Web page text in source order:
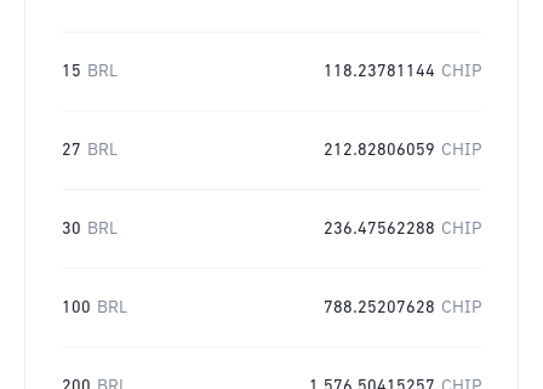
15 BRL 118.23781144 CHIP
27 BRL 212.82806059 CHIP
30 BRL 236.47562288 CHIP
100 BRL 788.25207628 CHIP